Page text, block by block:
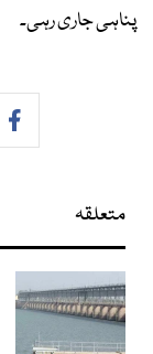
پناہی جاری رہی۔
متعلقہ